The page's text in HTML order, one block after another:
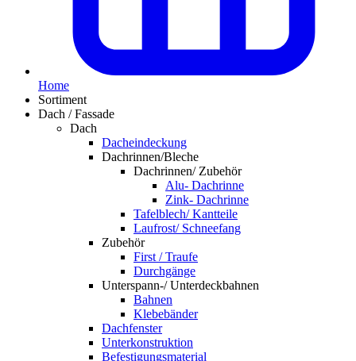
Home
Sortiment
Dach / Fassade
Dach
Dacheindeckung
Dachrinnen/Bleche
Dachrinnen/ Zubehör
Alu- Dachrinne
Zink- Dachrinne
Tafelblech/ Kantteile
Laufrost/ Schneefang
Zubehör
First / Traufe
Durchgänge
Unterspann-/ Unterdeckbahnen
Bahnen
Klebebänder
Dachfenster
Unterkonstruktion
Befestigungsmaterial